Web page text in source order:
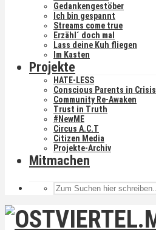
Gedankengestöber
Ich bin gespannt
Streams come true
Erzähl´ doch mal
Lass deine Kuh fliegen
Im Kasten
Projekte
HATE-LESS
Conscious Parents in Crisis
Community Re-Awaken
Trust in Truth
#NewME
Circus A.C.T
Citizen Media
Projekte-Archiv
Mitmachen